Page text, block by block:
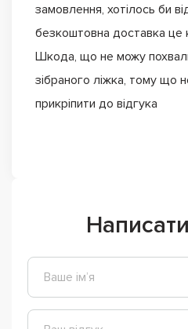
замовлення, хотілось би
безкоштовна доставка це
Шкода, що не можу
зібраного ліжка, тому що
прикріпити до відгука